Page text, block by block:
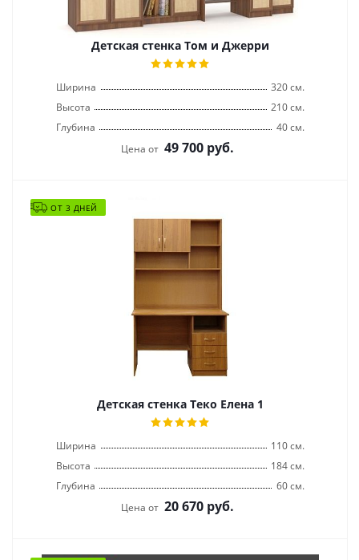
Детская стенка Том и Джерри
Ширина
320 см.
Высота
210 см.
Глубина
40 см.
Цена от 49 700 руб.
ОТ 3 ДНЕЙ
Детская стенка Теко Елена 1
Ширина
110 см.
Высота
184 см.
Глубина
60 см.
Цена от 20 670 руб.